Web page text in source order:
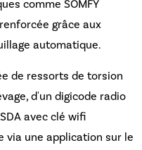
comme SOMFY
grâce aux
automatique.
de ressorts de torsion
d'un digicode radio
avec clé wifi
via une application sur le